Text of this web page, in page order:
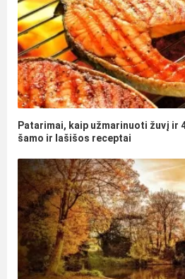
Patarimai, kaip užmarinuoti žuvį ir
šamo ir lašišos receptai